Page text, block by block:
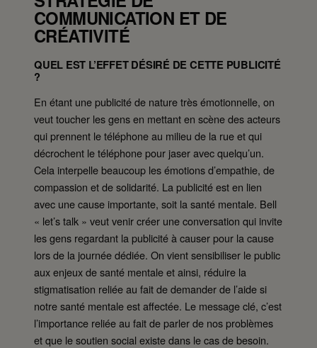
COMMUNICATION ET DE
CRÉATIVITÉ
QUEL EST L’EFFET DÉSIRÉ DE CETTE PUBLICITÉ
?
En étant une publicité de nature très émotionnelle, on
veut toucher les gens en mettant en scène des acteurs
qui prennent le téléphone au milieu de la rue et qui
décrochent le téléphone pour jaser avec quelqu’un.
Cela interpelle beaucoup les émotions d’empathie, de
compassion et de solidarité. La publicité est en lien
avec une cause importante, soit la santé mentale. Bell
« let’s talk » veut venir créer une conversation qui invite
les gens regardant la publicité à causer pour la cause
lors de la journée dédiée. On vient sensibiliser le public
aux enjeux de santé mentale et ainsi, réduire la
stigmatisation reliée au fait de demander de l’aide si
notre santé mentale est affectée. Le message clé, c’est
l’importance reliée au fait de parler de nos problèmes
et que le soutien social existe dans le cas de besoin.